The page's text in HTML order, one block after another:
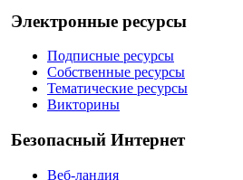
Электронные ресурсы
Подписные ресурсы
Собственные ресурсы
Тематические ресурсы
Викторины
Безопасный Интернет
Веб-ландия